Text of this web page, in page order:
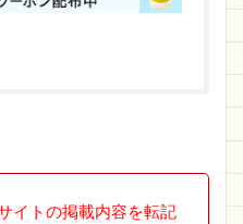
イトの掲載内容を転記